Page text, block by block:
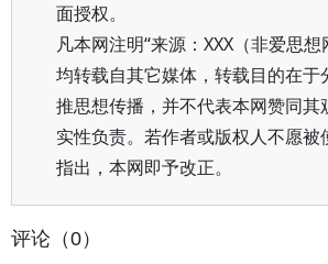
面授权。
凡本网注明“来源：XXX（非爱思想
均转载自其它媒体，转载目的在于
推思想传播，并不代表本网赞同其
实性负责。若作者或版权人不愿被
指出，本网即予改正。
评论（0）